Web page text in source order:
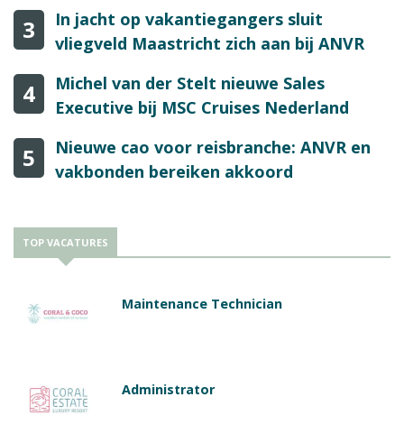
3
In jacht op vakantiegangers sluit
vliegveld Maastricht zich aan bij ANVR
4
Michel van der Stelt nieuwe Sales
Executive bij MSC Cruises Nederland
5
Nieuwe cao voor reisbranche: ANVR en
vakbonden bereiken akkoord
TOP VACATURES
Maintenance Technician
Administrator